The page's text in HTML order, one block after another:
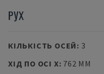
РУХ
КІЛЬКІСТЬ ОСЕЙ: 3
ХІД ПО ОСІ X: 762 MM